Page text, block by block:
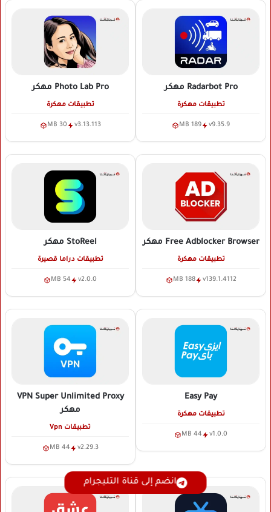
Radarbot Pro مهكر
تطبيقات مهكرة
v9.35.9
189 MB
Photo Lab Pro مهكر
تطبيقات مهكرة
v3.13.113
30 MB
Free Adblocker Browser مهكر
تطبيقات مهكرة
v139.1.4112
188 MB
StoReel مهكر
تطبيقات دراما قصيرة
v2.0.0
54 MB
Easy Pay
تطبيقات مهكرة
v1.0.0
44 MB
VPN Super Unlimited Proxy
مهكر
تطبيقات Vpn
v2.29.3
44 MB
انضم إلى قناة التليجرام